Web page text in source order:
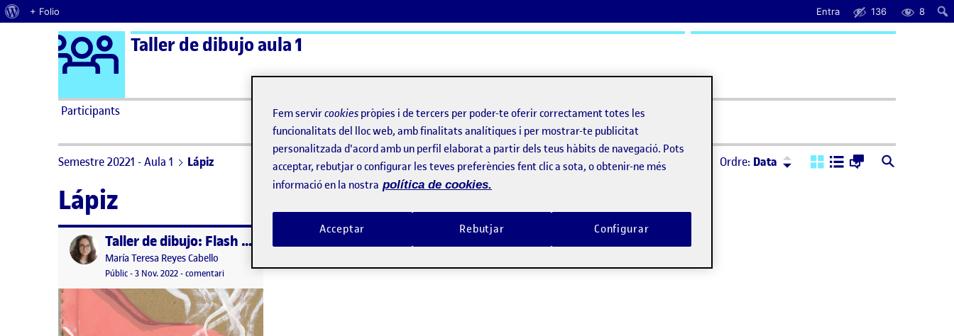
Quant al WordPress
+ Folio Entra 136 8
Saltar al contingut Logo Ágora
Taller de dibujo aula 1
Participants ActiFolios Ajuda
Semestre 20221 - Aula 1 Lápiz Ordre: Data Ordre: Descendent
Lápiz
Publicat per Taller de dibujo: Flash 2 – Dibujar con palabras
Publicat per
María Teresa Reyes Cabello
Visibilitat:
Públic-Data de publicació
3 Nov. 202223 novembre, 2022 5:14 pm
-comentariel Taller de dibujo: Flash 2 – Dibujar con palabras
Fem servircookies pròpies i de tercers per poder-te oferir correctament totes les
funcionalitats del lloc web, amb finalitats analítiques i per mostrar-te publicitat
personalitzada d'acord amb un perfil elaborat a partir dels teus hàbits de navegació. Pots
acceptar, rebutjar o configurar les teves preferències fent clic a sota, o obtenir-ne més
informació en la nostra política de cookies.
Rebutjar
Acceptar Configurar